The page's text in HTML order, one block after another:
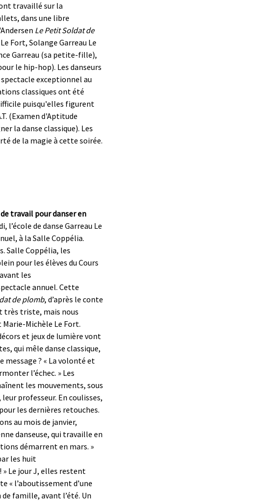
travaillé sur la
dans une libre
Le Petit Soldat de
Fort, Solange Garreau Le
Garreau (sa petite-fille),
le hip-hop). Les danseurs
exceptionnel au
classiques ont été
puisqu'elles figurent
(Examen d'Aptitude
la danse classique). Les
de la magie à cette soirée.
travail pour danser en
l’école de danse Garreau Le
à la Salle Coppélia.
Salle Coppélia, les
pour les élèves du Cours
les
annuel. Cette
de plomb, d’après le conte
très triste, mais nous
Marie-Michèle Le Fort.
et jeux de lumière vont
qui mêle danse classique,
message ? « La volonté et
l’échec. » Les
les mouvements, sous
professeur. En coulisses,
les dernières retouches.
au mois de janvier,
danseuse, qui travaille en
démarrent en mars. »
les huit
» Le jour J, elles restent
« l’aboutissement d’une
de famille, avant l’été. Un